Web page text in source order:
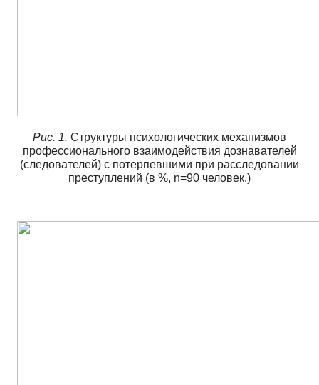
Рис. 1. Структуры психологических механизмов
профессионального взаимодействия дознавателей
(следователей) с потерпевшими при расследовании
преступлений (в %, n=90 человек.)